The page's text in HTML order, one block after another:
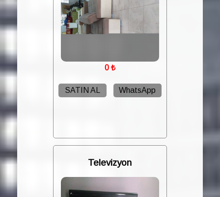
0₺
SATIN AL WhatsApp
Televizyon